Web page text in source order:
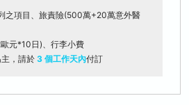
之項目、旅責險(500萬+20萬意外醫
元*10日)、行李小費
，請於 3 個工作天內付訂